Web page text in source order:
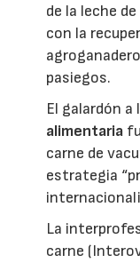
de la leche
con la
pasiegos.
El galardón a
alimentaria
carne de
estrategia
La
carne